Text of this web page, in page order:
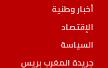
أخبار وطنية
الإقتصاد
السياسة
جريدة المغرب بريس